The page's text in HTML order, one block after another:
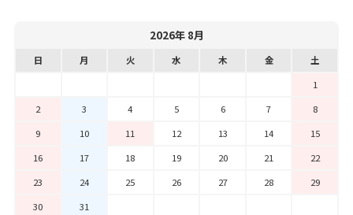
2026年 8月
日 月 火 水 木 金
土
1
2
3 4 5 6 7
8
9
10 11 12 13 14
15
16
17 18 19 20 21
22
23
24 25 26 27 28
29
30
31